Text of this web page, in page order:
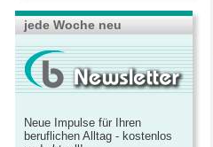
jede Woche neu
Neue Impulse für Ihren
beruflichen Alltag - kostenlos